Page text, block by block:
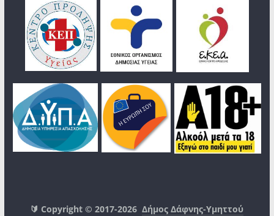
🔰 Copyright © 2017-2026Δήμος Δάφνης-Υμηττού